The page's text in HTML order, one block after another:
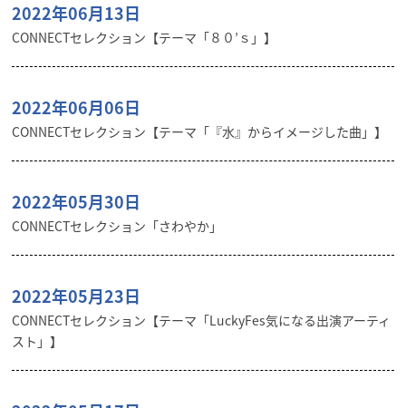
2022年06月13日
CONNECTセレクション【テーマ「８０’ｓ」】
2022年06月06日
CONNECTセレクション【テーマ「『水』からイメージした曲」】
2022年05月30日
CONNECTセレクション「さわやか」
2022年05月23日
CONNECTセレクション【テーマ「LuckyFes気になる出演アーティ
スト」】